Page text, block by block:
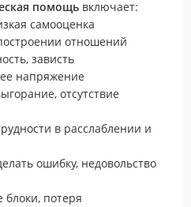
помощь включает:
самооценка
отношений
зависть
напряжение
отсутствие
в расслаблении и
ошибку, недовольство
блоки, потеря